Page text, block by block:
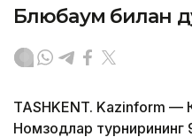
Блюбаум билан
TASHKENT. Kazinform —
Номзодлар турнирининг